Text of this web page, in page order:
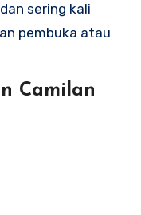
sering kali
pembuka atau
Camilan